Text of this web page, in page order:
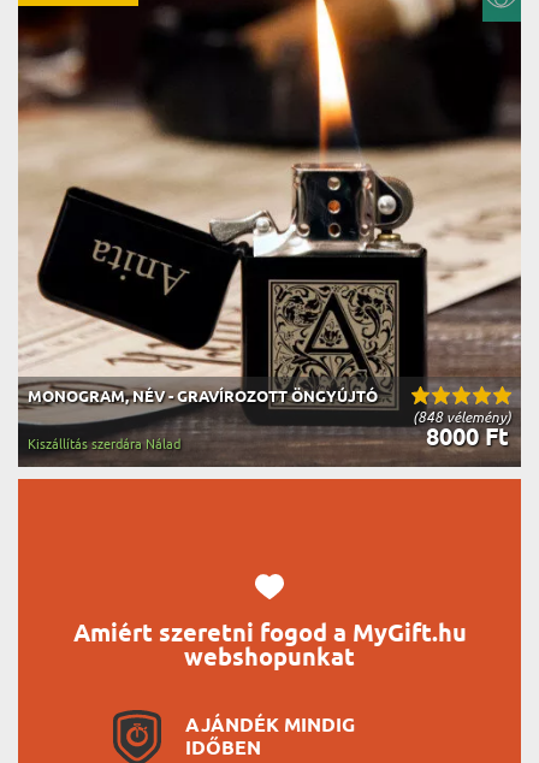
(848 vélemény)
MONOGRAM, NÉV - GRAVÍROZOTT ÖNGYÚJTÓ
8000 Ft
Kiszállítás szerdára Nálad
Amiért szeretni fogod a MyGift.hu
webshopunkat
AJÁNDÉK MINDIG
IDŐBEN